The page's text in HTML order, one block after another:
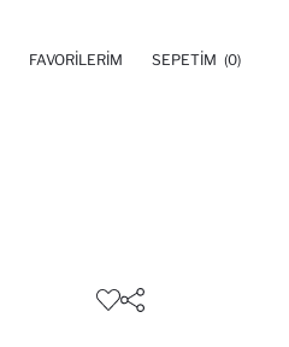
FAVORILERIM SEPETIM (0)